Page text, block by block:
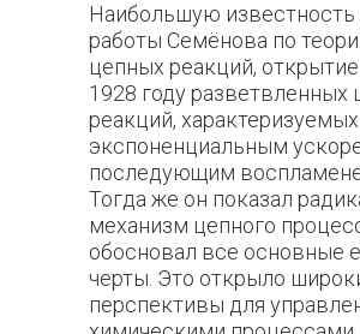
Наибольшую
работы Семёнова по
цепных реакций,
1928 году разветвленных
реакций, характеризуемых
экспоненциальным
последующим
Тогда же он показал
механизм цепного
обосновал все основные
черты. Это открыло
перспективы для